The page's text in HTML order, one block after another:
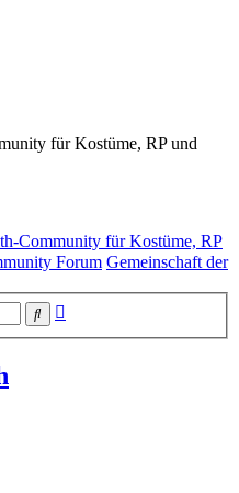
für Kostüme, RP und
Community für Kostüme, RP
Forum Gemeinschaft der
Search